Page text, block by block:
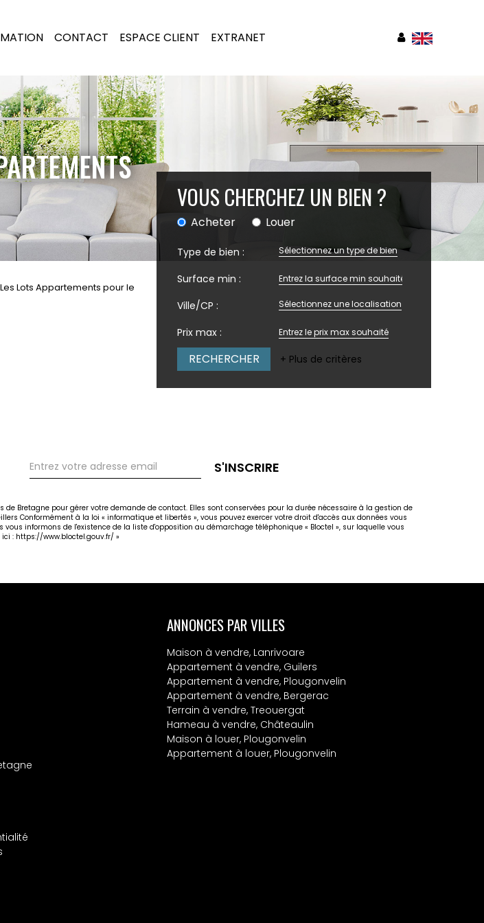
CONTACT ESPACE CLIENT EXTRANET
VOUS CHERCHEZ UN BIEN ?
Acheter Louer
Type de bien : Sélectionnez un type de bien
Surface min :
Ville/CP :
Sélectionnez une localisation
Prix max :
+ Plus de critères
Lots Appartements pour le
S'INSCRIRE
Bretagne pour gérer votre demande de contact. Elles sont conservées pour la durée nécessaire à la gestion de
Conformément à la loi « informatique et libertés », vous pouvez exercer votre droit d'accès aux données vous
informons de l'existence de la liste d'opposition au démarchage téléphonique « Bloctel », sur laquelle vous
ici : https://www.bloctel.gouv.fr/ »
ANNONCES PAR VILLES
Maison à vendre, Lanrivoare
Appartement à vendre, Guilers
Appartement à vendre, Plougonvelin
Appartement à vendre, Bergerac
Terrain à vendre, Treouergat
Hameau à vendre, Châteaulin
Maison à louer, Plougonvelin
Appartement à louer, Plougonvelin